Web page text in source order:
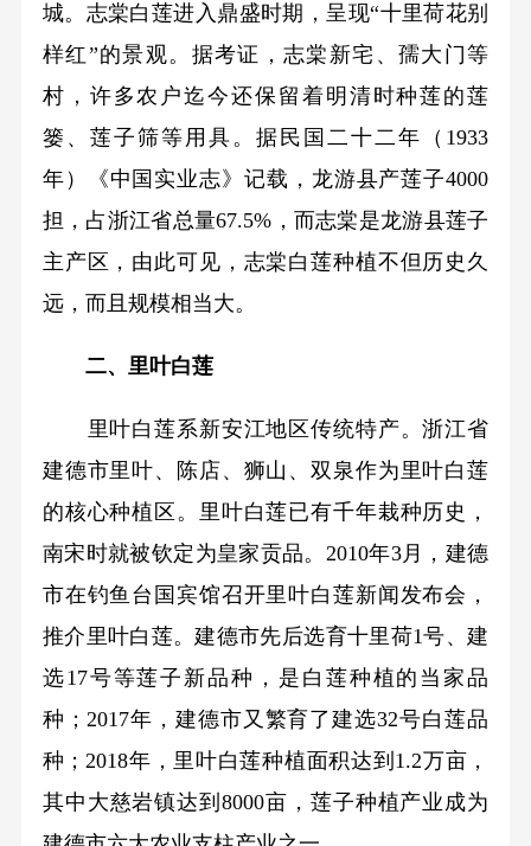
城。志棠白莲进入鼎盛时期，呈现“十里荷花别
样红”的景观。据考证，志棠新宅、孺大门等
村，许多农户迄今还保留着明清时种莲的莲
篓、莲子筛等用具。据民国二十二年（1933
年）《中国实业志》记载，龙游县产莲子4000
担，占浙江省总量67.5%，而志棠是龙游县莲子
主产区，由此可见，志棠白莲种植不但历史久
远，而且规模相当大。
二、里叶白莲
里叶白莲系新安江地区传统特产。浙江省
建德市里叶、陈店、狮山、双泉作为里叶白莲
的核心种植区。里叶白莲已有千年栽种历史，
南宋时就被钦定为皇家贡品。2010年3月，建德
市在钓鱼台国宾馆召开里叶白莲新闻发布会，
推介里叶白莲。建德市先后选育十里荷1号、建
选17号等莲子新品种，是白莲种植的当家品
种；2017年，建德市又繁育了建选32号白莲品
种；2018年，里叶白莲种植面积达到1.2万亩，
其中大慈岩镇达到8000亩，莲子种植产业成为